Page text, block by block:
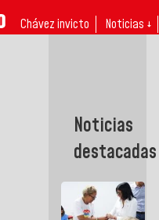
Chávez invicto Noticias ↓
Noticias
destacadas